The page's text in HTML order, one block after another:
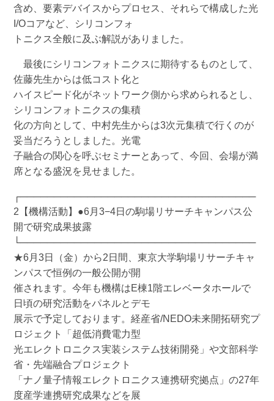
含め、要素デバイスからプロセス、それらで構成した光
I/Oコアなど、シリコンフォ
トニクス全般に及ぶ解説がありました。
最後にシリコンフォトニクスに期待するものとして、
佐藤先生からは低コスト化と
ハイスピード化がネットワーク側から求められるとし、
シリコンフォトニクスの集積
化の方向として、中村先生からは3次元集積で行くのが
妥当だろうとしました。光電
子融合の関心を呼ぶセミナーとあって、今回、会場が満
席となる盛況を見せました。
┌───────────────────────────────────
2【機構活動】●6月3−4日の駒場リサーチキャンパス公
開で研究成果披露
└───────────────────────────────────
★6月3日（金）から2日間、東京大学駒場リサーチキャ
ンパスで恒例の一般公開が開
催されます。今年も機構はE棟1階エレベータホールで
日頃の研究活動をパネルとデモ
展示で予定しております。経産省/NEDO未来開拓研究プ
ロジェクト「超低消費電力型
光エレクトロニクス実装システム技術開発」や文部科学
省・先端融合プロジェクト
「ナノ量子情報エレクトロニクス連携研究拠点」の27年
度産学連携研究成果などを展